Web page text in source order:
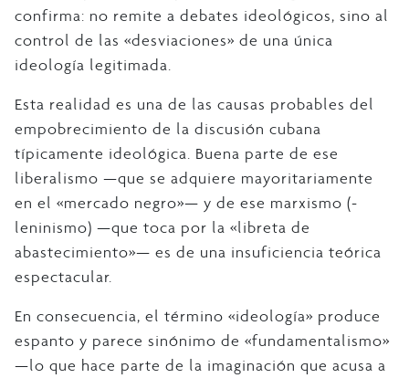
confirma: no remite a debates ideológicos, sino al
control de las «desviaciones» de una única
ideología legitimada.
Esta realidad es una de las causas probables del
empobrecimiento de la discusión cubana
típicamente ideológica. Buena parte de ese
liberalismo —que se adquiere mayoritariamente
en el «mercado negro»— y de ese marxismo (-
leninismo) —que toca por la «libreta de
abastecimiento»— es de una insuficiencia teórica
espectacular.
En consecuencia, el término «ideología» produce
espanto y parece sinónimo de «fundamentalismo»
—lo que hace parte de la imaginación que acusa a